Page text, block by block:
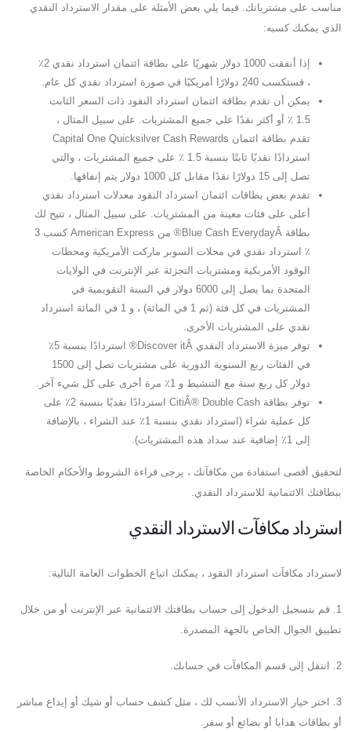
مناسب على مشترياتك. فيما يلي بعض الأمثلة على مقدار الاسترداد النقدي
الذي يمكنك كسبه:
إذا أنفقت 1000 دولار شهريًا على بطاقة ائتمان استرداد نقدي 2٪
، فستكسب 240 دولارًا أمريكيًا في صورة استرداد نقدي كل عام.
يمكن أن تقدم بطاقة ائتمان استرداد النقود ذات السعر الثابت
1.5 ٪ أو أكثر نقدًا على جميع المشتريات. على سبيل المثال ،
تقدم بطاقة ائتمان Capital One Quicksilver Cash Rewards
استردادًا نقديًا ثابتًا بنسبة 1.5 ٪ على جميع المشتريات ، والتي
تصل إلى 15 دولارًا نقدًا مقابل كل 1000 دولار يتم إنفاقها.
تقدم بعض بطاقات ائتمان استرداد النقود معدلات استرداد نقدي
أعلى على فئات معينة من المشتريات. على سبيل المثال ، تتيح لك
بطاقة Blue Cash EverydayÂ® من American Express كسب 3
٪ استرداد نقدي في محلات السوبر ماركت الأمريكية ومحطات
الوقود الأمريكية ومشتريات التجزئة عبر الإنترنت في الولايات
المتحدة بما يصل إلى 6000 دولار في السنة التقويمية في
المشتريات في كل فئة (ثم 1 في المائة) ، و 1 في المائة استرداد
نقدي على المشتريات الأخرى.
توفر ميزة الاسترداد النقدي Discover itÂ® استردادًا بنسبة 5٪
في الفئات ربع السنوية الدورية على مشتريات تصل إلى 1500
دولار كل ربع سنة مع التنشيط و 1٪ مرة أخرى على كل شيء آخر.
توفر بطاقة CitiÂ® Double Cash استردادًا نقديًا بنسبة 2٪ على
كل عملية شراء (استرداد نقدي بنسبة 1٪ عند الشراء ، بالإضافة
إلى 1٪ إضافية عند سداد هذه المشتريات).
لتحقيق أقصى استفادة من مكافآتك ، يرجى قراءة الشروط والأحكام الخاصة
ببطاقتك الائتمانية للاسترداد النقدي.
استرداد مكافآت الاسترداد النقدي
لاسترداد مكافآت استرداد النقود ، يمكنك اتباع الخطوات العامة التالية:
1. قم بتسجيل الدخول إلى حساب بطاقتك الائتمانية عبر الإنترنت أو من خلال
تطبيق الجوال الخاص بالجهة المصدرة.
2. انتقل إلى قسم المكافآت في حسابك.
3. اختر خيار الاسترداد الأنسب لك ، مثل كشف حساب أو شيك أو إيداع مباشر
أو بطاقات هدايا أو بضائع أو سفر.